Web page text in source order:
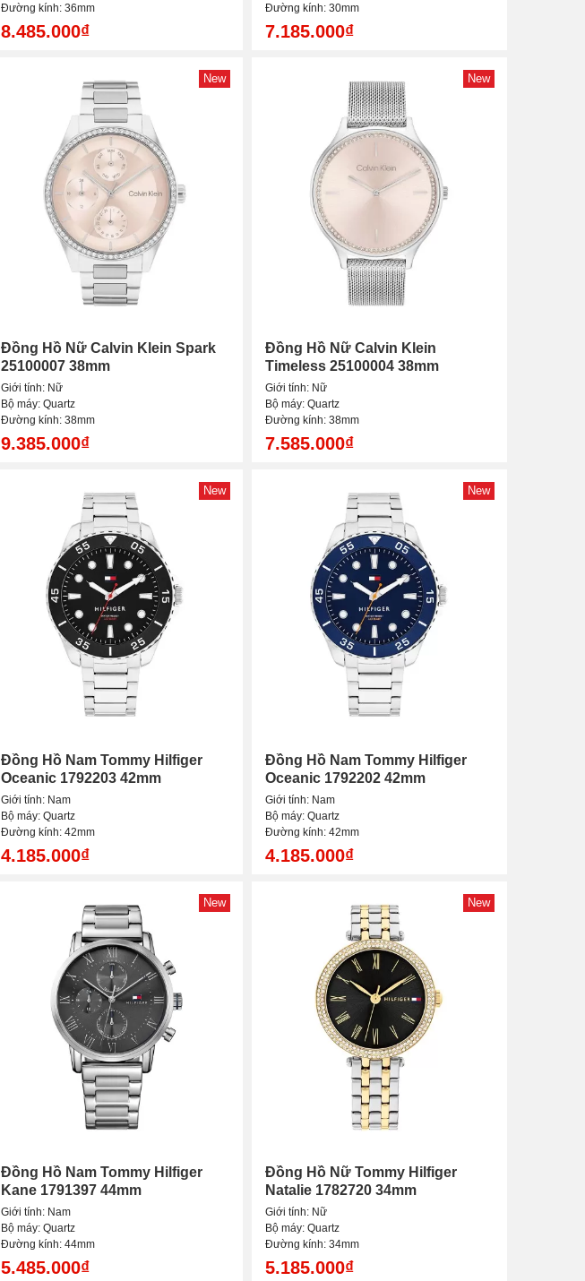
Đường kính: 36mm
8.485.000₫
Đường kính: 30mm
7.185.000₫
New
Đồng Hồ Nữ Calvin Klein Spark
25100007 38mm
Giới tính: Nữ
Bộ máy: Quartz
Đường kính: 38mm
9.385.000₫
New
Đồng Hồ Nữ Calvin Klein
Timeless 25100004 38mm
Giới tính: Nữ
Bộ máy: Quartz
Đường kính: 38mm
7.585.000₫
New
Đồng Hồ Nam Tommy Hilfiger
Oceanic 1792203 42mm
Giới tính: Nam
Bộ máy: Quartz
Đường kính: 42mm
4.185.000₫
New
Đồng Hồ Nam Tommy Hilfiger
Oceanic 1792202 42mm
Giới tính: Nam
Bộ máy: Quartz
Đường kính: 42mm
4.185.000₫
New
Đồng Hồ Nam Tommy Hilfiger
Kane 1791397 44mm
Giới tính: Nam
Bộ máy: Quartz
Đường kính: 44mm
5.485.000₫
New
Đồng Hồ Nữ Tommy Hilfiger
Natalie 1782720 34mm
Giới tính: Nữ
Bộ máy: Quartz
Đường kính: 34mm
5.185.000₫